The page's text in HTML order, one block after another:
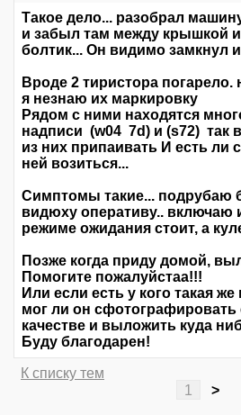
Такое дело... разобрал
и забыл там между крышкой
болтик... Он видимо замкнул
Вроде 2 тиристора погарело.
я незнаю их маркировку
Рядом с ними находятся
надписи (w04 7d) и (s72) так
из них припаивать И есть ли
ней возиться...
Симптомы такие... подрубаю
видюху оперативу.. включаю
режиме ожидания стоит, а
Позже когда приду домой,
Помогите пожалуйстаа!!!
Или если есть у кого такая
мог ли он
качестве и выложить куда
Буду благодарен!
К списку тем
1
>